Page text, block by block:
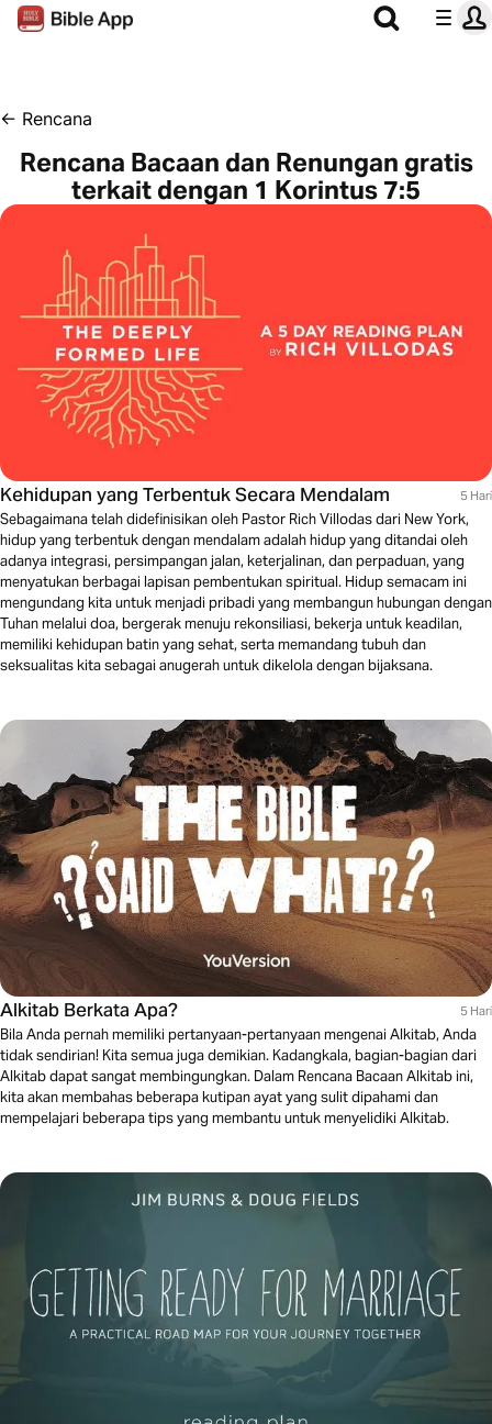
← Rencana
Rencana Bacaan dan Renungan gratis
terkait dengan 1 Korintus 7:5
Kehidupan yang Terbentuk Secara Mendalam 5 Hari
Sebagaimana telah didefinisikan oleh Pastor Rich Villodas dari New York,
hidup yang terbentuk dengan mendalam adalah hidup yang ditandai oleh
adanya integrasi, persimpangan jalan, keterjalinan, dan perpaduan, yang
menyatukan berbagai lapisan pembentukan spiritual. Hidup semacam ini
mengundang kita untuk menjadi pribadi yang membangun hubungan dengan
Tuhan melalui doa, bergerak menuju rekonsiliasi, bekerja untuk keadilan,
memiliki kehidupan batin yang sehat, serta memandang tubuh dan
seksualitas kita sebagai anugerah untuk dikelola dengan bijaksana.
Alkitab Berkata Apa? 5 Hari
Bila Anda pernah memiliki pertanyaan-pertanyaan mengenai Alkitab, Anda
tidak sendirian! Kita semua juga demikian. Kadangkala, bagian-bagian dari
Alkitab dapat sangat membingungkan. Dalam Rencana Bacaan Alkitab ini,
kita akan membahas beberapa kutipan ayat yang sulit dipahami dan
mempelajari beberapa tips yang membantu untuk menyelidiki Alkitab.